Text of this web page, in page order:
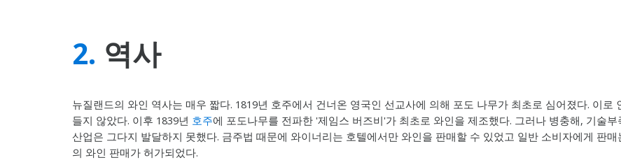
2. 역사
뉴질랜드의 와인 역사는 매우 짧다. 1819년 호주에서 건너온 영국인 선교사에 의해 포도 나무가 최초로 심어졌다. 이로
들지 않았다. 이후 1839년 호주에 포도나무를 전파한 '제임스 버즈비'가 최초로 와인을 제조했다. 그러나 병충해, 기술
산업은 그다지 발달하지 못했다. 금주법 때문에 와이너리는 호텔에서만 와인을 판매할 수 있었고 일반 소비자에게 판
의 와인 판매가 허가되었다.